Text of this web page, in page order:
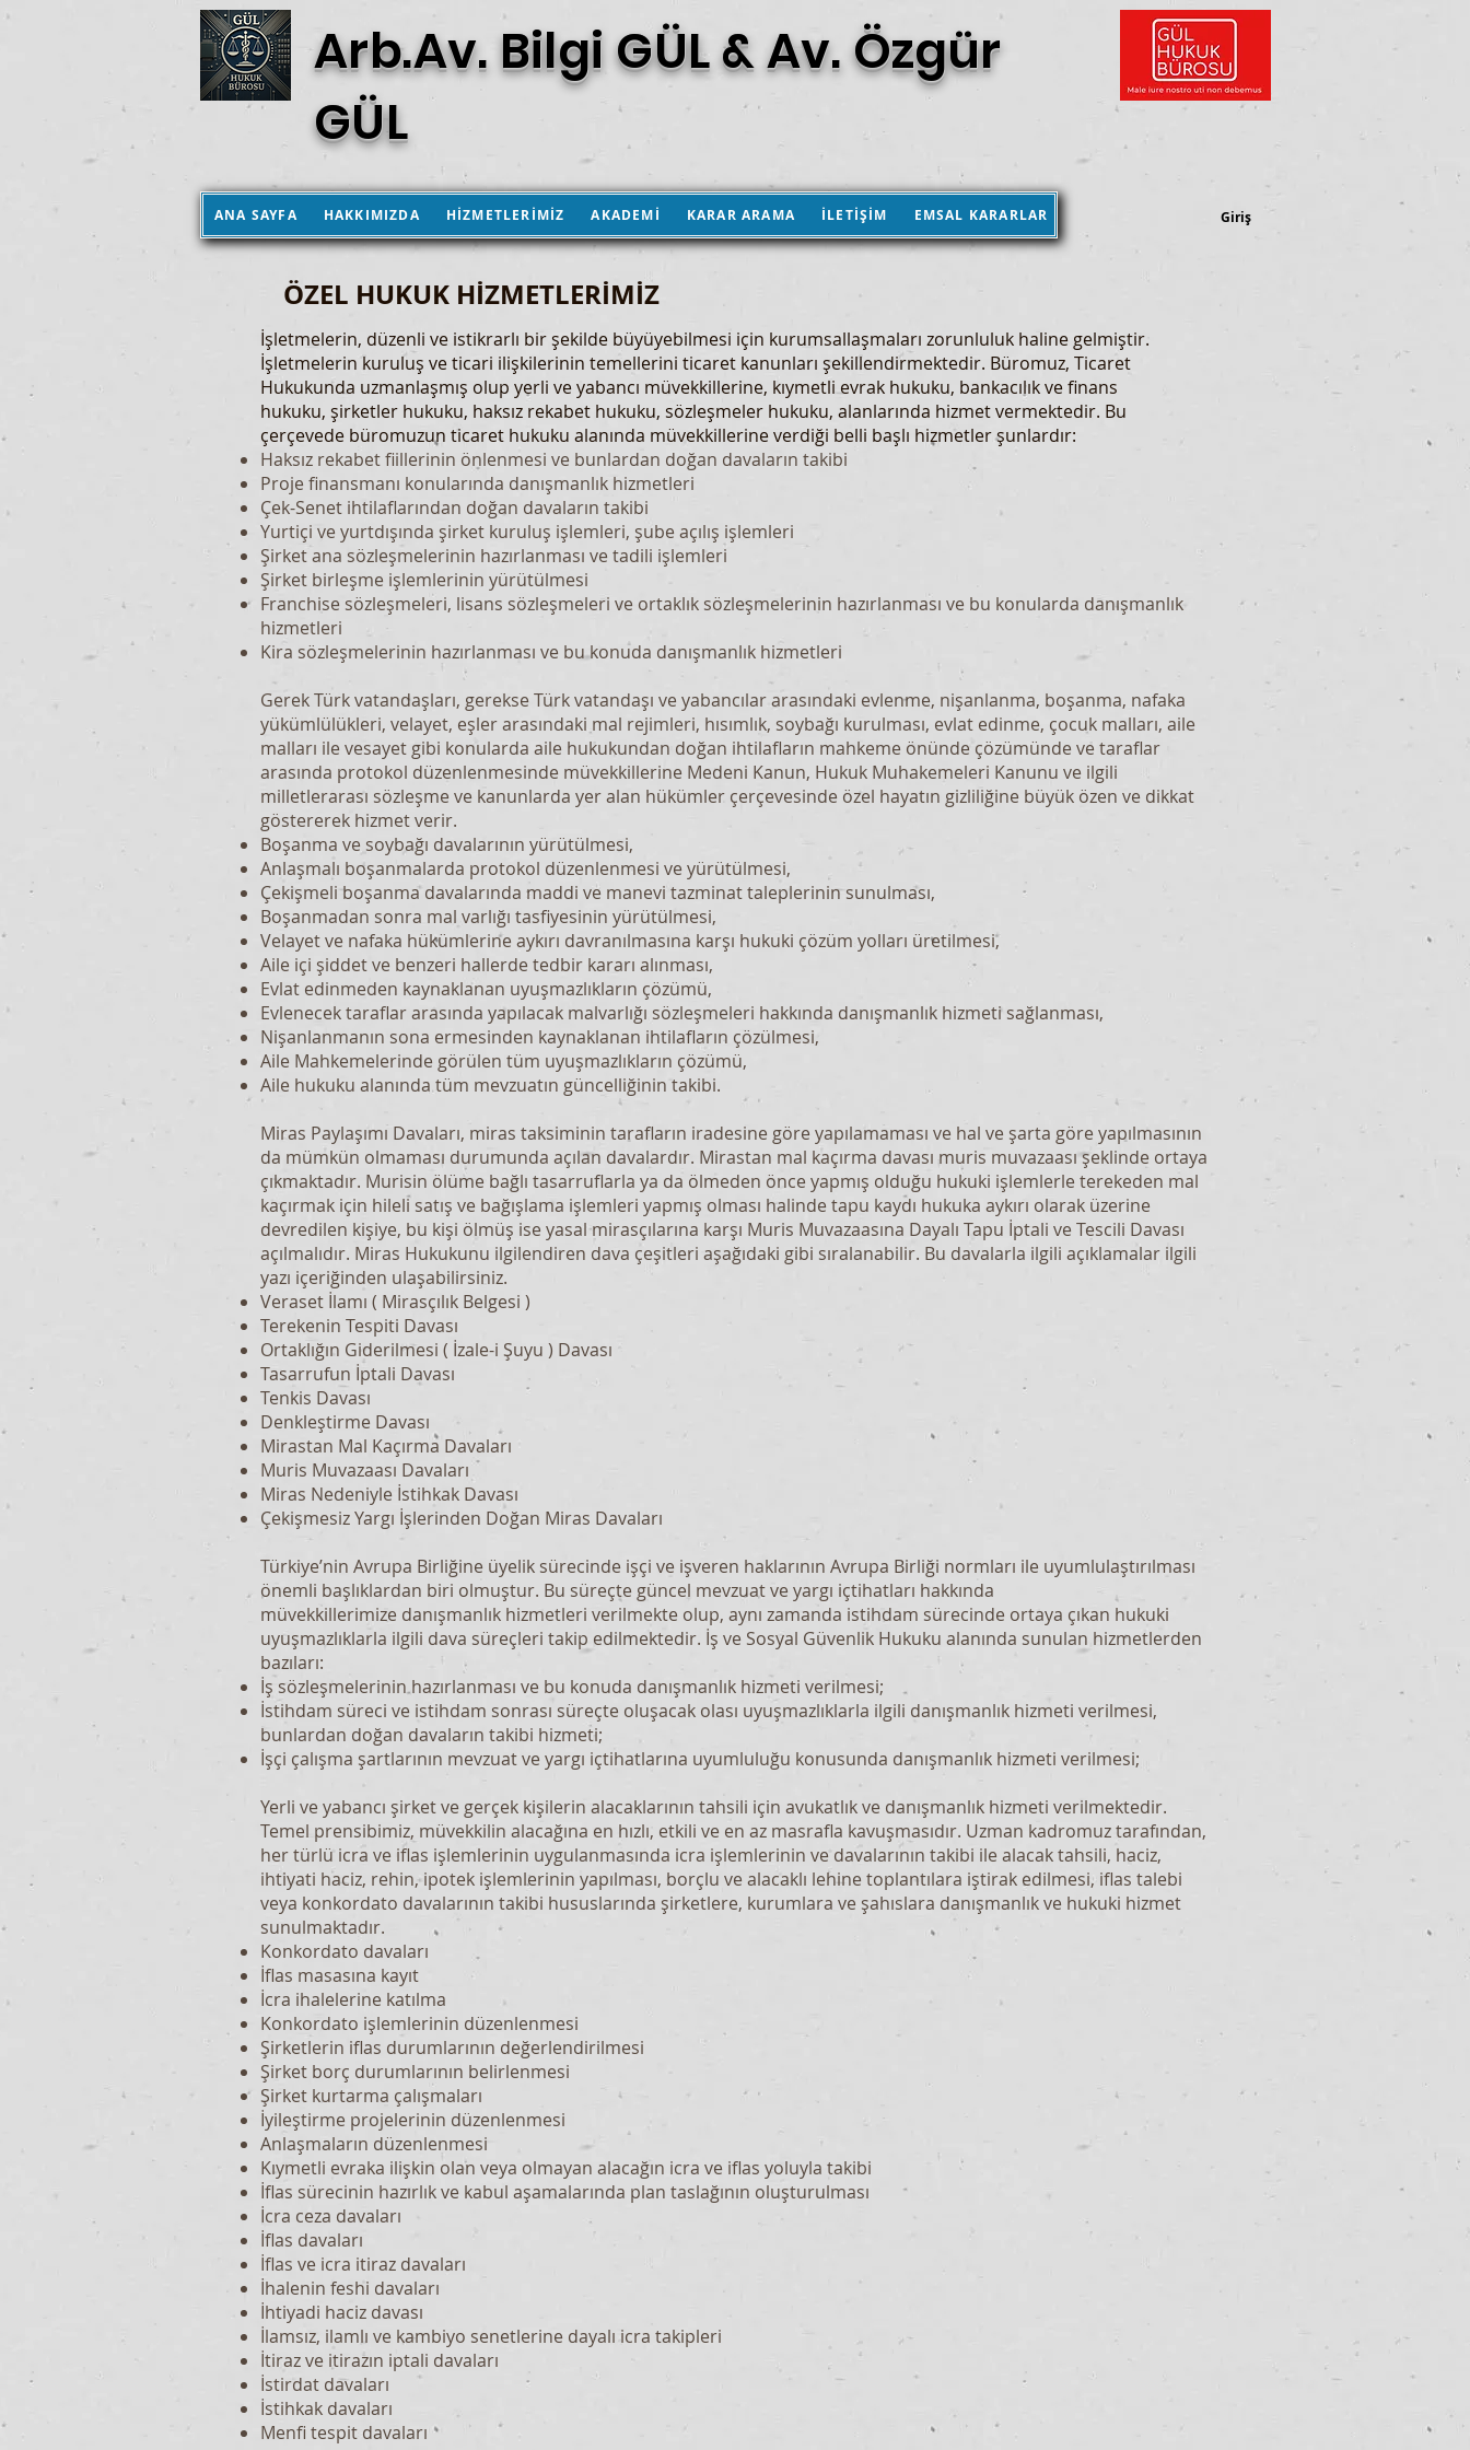
Arb.Av. Bilgi GÜL & Av. Özgür
GÜL
ANA SAYFA HAKKIMIZDA HİZMETLERİMİZ AKADEMİ KARAR ARAMA İLETİŞİM EMSAL KARARLAR Kararlar Kütüphanesi
Giriş
ÖZEL HUKUK HİZMETLERİMİZ
İşletmelerin, düzenli ve istikrarlı bir şekilde büyüyebilmesi için kurumsallaşmaları zorunluluk haline gelmiştir.
İşletmelerin kuruluş ve ticari ilişkilerinin temellerini ticaret kanunları şekillendirmektedir. Büromuz, Ticaret
Hukukunda uzmanlaşmış olup yerli ve yabancı müvekkillerine, kıymetli evrak hukuku, bankacılık ve finans
hukuku, şirketler hukuku, haksız rekabet hukuku, sözleşmeler hukuku, alanlarında hizmet vermektedir. Bu
çerçevede büromuzun ticaret hukuku alanında müvekkillerine verdiği belli başlı hizmetler şunlardır:
Haksız rekabet fiillerinin önlenmesi ve bunlardan doğan davaların takibi
Proje finansmanı konularında danışmanlık hizmetleri
Çek-Senet ihtilaflarından doğan davaların takibi
Yurtiçi ve yurtdışında şirket kuruluş işlemleri, şube açılış işlemleri
Şirket ana sözleşmelerinin hazırlanması ve tadili işlemleri
Şirket birleşme işlemlerinin yürütülmesi
Franchise sözleşmeleri, lisans sözleşmeleri ve ortaklık sözleşmelerinin hazırlanması ve bu konularda danışmanlık
hizmetleri
Kira sözleşmelerinin hazırlanması ve bu konuda danışmanlık hizmetleri
Gerek Türk vatandaşları, gerekse Türk vatandaşı ve yabancılar arasındaki evlenme, nişanlanma, boşanma, nafaka
yükümlülükleri, velayet, eşler arasındaki mal rejimleri, hısımlık, soybağı kurulması, evlat edinme, çocuk malları, aile
malları ile vesayet gibi konularda aile hukukundan doğan ihtilafların mahkeme önünde çözümünde ve taraflar
arasında protokol düzenlenmesinde müvekkillerine Medeni Kanun, Hukuk Muhakemeleri Kanunu ve ilgili
milletlerarası sözleşme ve kanunlarda yer alan hükümler çerçevesinde özel hayatın gizliliğine büyük özen ve dikkat
göstererek hizmet verir.
Boşanma ve soybağı davalarının yürütülmesi,
Anlaşmalı boşanmalarda protokol düzenlenmesi ve yürütülmesi,
Çekişmeli boşanma davalarında maddi ve manevi tazminat taleplerinin sunulması,
Boşanmadan sonra mal varlığı tasfiyesinin yürütülmesi,
Velayet ve nafaka hükümlerine aykırı davranılmasına karşı hukuki çözüm yolları üretilmesi,
Aile içi şiddet ve benzeri hallerde tedbir kararı alınması,
Evlat edinmeden kaynaklanan uyuşmazlıkların çözümü,
Evlenecek taraflar arasında yapılacak malvarlığı sözleşmeleri hakkında danışmanlık hizmeti sağlanması,
Nişanlanmanın sona ermesinden kaynaklanan ihtilafların çözülmesi,
Aile Mahkemelerinde görülen tüm uyuşmazlıkların çözümü,
Aile hukuku alanında tüm mevzuatın güncelliğinin takibi.
Miras Paylaşımı Davaları, miras taksiminin tarafların iradesine göre yapılamaması ve hal ve şarta göre yapılmasının
da mümkün olmaması durumunda açılan davalardır. Mirastan mal kaçırma davası muris muvazaası şeklinde ortaya
çıkmaktadır. Murisin ölüme bağlı tasarruflarla ya da ölmeden önce yapmış olduğu hukuki işlemlerle terekeden mal
kaçırmak için hileli satış ve bağışlama işlemleri yapmış olması halinde tapu kaydı hukuka aykırı olarak üzerine
devredilen kişiye, bu kişi ölmüş ise yasal mirasçılarına karşı Muris Muvazaasına Dayalı Tapu İptali ve Tescili Davası
açılmalıdır. Miras Hukukunu ilgilendiren dava çeşitleri aşağıdaki gibi sıralanabilir. Bu davalarla ilgili açıklamalar ilgili
yazı içeriğinden ulaşabilirsiniz.
Veraset İlamı ( Mirasçılık Belgesi )
Terekenin Tespiti Davası
Ortaklığın Giderilmesi ( İzale-i Şuyu ) Davası
Tasarrufun İptali Davası
Tenkis Davası
Denkleştirme Davası
Mirastan Mal Kaçırma Davaları
Muris Muvazaası Davaları
Miras Nedeniyle İstihkak Davası
Çekişmesiz Yargı İşlerinden Doğan Miras Davaları
Türkiye’nin Avrupa Birliğine üyelik sürecinde işçi ve işveren haklarının Avrupa Birliği normları ile uyumlulaştırılması
önemli başlıklardan biri olmuştur. Bu süreçte güncel mevzuat ve yargı içtihatları hakkında
müvekkillerimize danışmanlık hizmetleri verilmekte olup, aynı zamanda istihdam sürecinde ortaya çıkan hukuki
uyuşmazlıklarla ilgili dava süreçleri takip edilmektedir. İş ve Sosyal Güvenlik Hukuku alanında sunulan hizmetlerden
bazıları:
İş sözleşmelerinin hazırlanması ve bu konuda danışmanlık hizmeti verilmesi;
İstihdam süreci ve istihdam sonrası süreçte oluşacak olası uyuşmazlıklarla ilgili danışmanlık hizmeti verilmesi,
bunlardan doğan davaların takibi hizmeti;
İşçi çalışma şartlarının mevzuat ve yargı içtihatlarına uyumluluğu konusunda danışmanlık hizmeti verilmesi;
Yerli ve yabancı şirket ve gerçek kişilerin alacaklarının tahsili için avukatlık ve danışmanlık hizmeti verilmektedir.
Temel prensibimiz, müvekkilin alacağına en hızlı, etkili ve en az masrafla kavuşmasıdır. Uzman kadromuz tarafından,
her türlü icra ve iflas işlemlerinin uygulanmasında icra işlemlerinin ve davalarının takibi ile alacak tahsili, haciz,
ihtiyati haciz, rehin, ipotek işlemlerinin yapılması, borçlu ve alacaklı lehine toplantılara iştirak edilmesi, iflas talebi
veya konkordato davalarının takibi hususlarında şirketlere, kurumlara ve şahıslara danışmanlık ve hukuki hizmet
sunulmaktadır.
Konkordato davaları
İflas masasına kayıt
İcra ihalelerine katılma
Konkordato işlemlerinin düzenlenmesi
Şirketlerin iflas durumlarının değerlendirilmesi
Şirket borç durumlarının belirlenmesi
Şirket kurtarma çalışmaları
İyileştirme projelerinin düzenlenmesi
Anlaşmaların düzenlenmesi
Kıymetli evraka ilişkin olan veya olmayan alacağın icra ve iflas yoluyla takibi
İflas sürecinin hazırlık ve kabul aşamalarında plan taslağının oluşturulması
İcra ceza davaları
İflas davaları
İflas ve icra itiraz davaları
İhalenin feshi davaları
İhtiyadi haciz davası
İlamsız, ilamlı ve kambiyo senetlerine dayalı icra takipleri
İtiraz ve itirazın iptali davaları
İstirdat davaları
İstihkak davaları
Menfi tespit davaları